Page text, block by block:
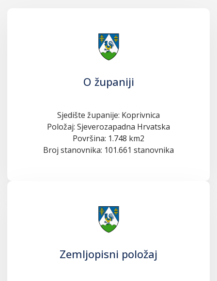
O županiji
Sjedište županije: Koprivnica
Položaj: Sjeverozapadna Hrvatska
Površina: 1.748 km2
Broj stanovnika: 101.661 stanovnika
Zemljopisni položaj